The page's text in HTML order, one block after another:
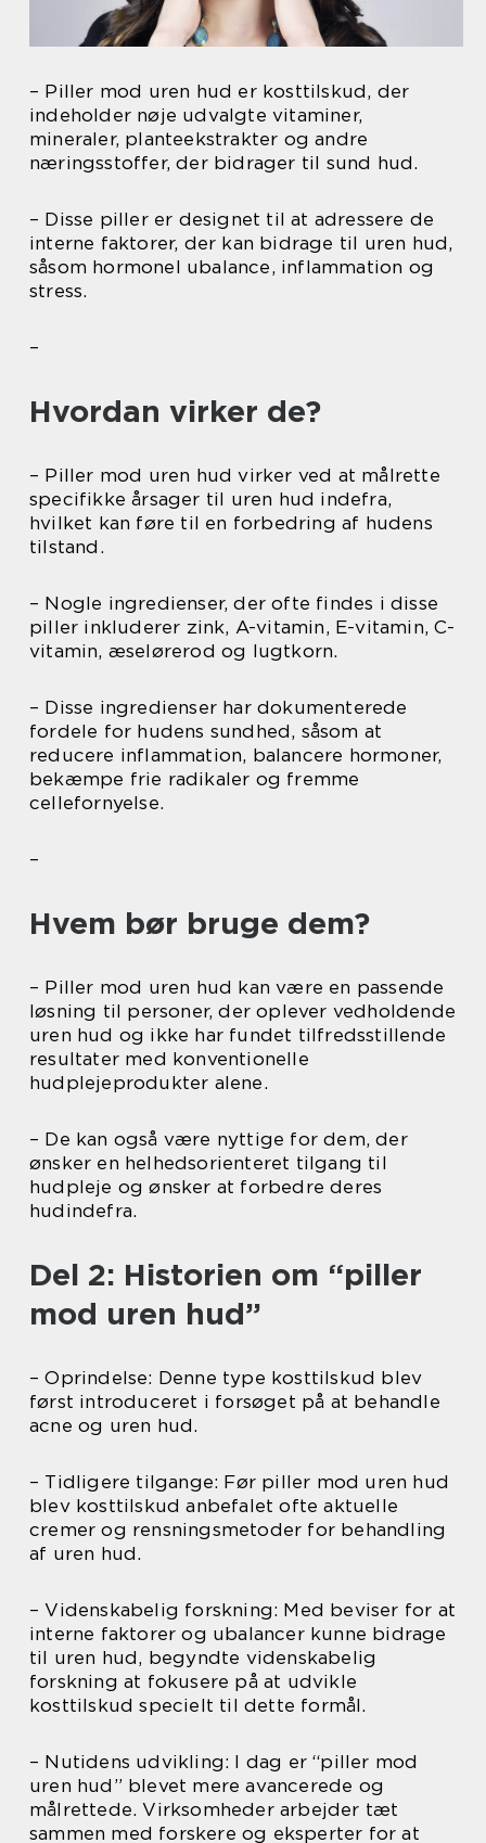
– Piller mod uren hud er kosttilskud, der
indeholder nøje udvalgte vitaminer,
mineraler, planteekstrakter og andre
næringsstoffer, der bidrager til sund hud.
– Disse piller er designet til at adressere de
interne faktorer, der kan bidrage til uren hud,
såsom hormonel ubalance, inflammation og
stress.
–
Hvordan virker de?
– Piller mod uren hud virker ved at målrette
specifikke årsager til uren hud indefra,
hvilket kan føre til en forbedring af hudens
tilstand.
– Nogle ingredienser, der ofte findes i disse
piller inkluderer zink, A-vitamin, E-vitamin, C-
vitamin, æselørerod og lugtkorn.
– Disse ingredienser har dokumenterede
fordele for hudens sundhed, såsom at
reducere inflammation, balancere hormoner,
bekæmpe frie radikaler og fremme
cellefornyelse.
–
Hvem bør bruge dem?
– Piller mod uren hud kan være en passende
løsning til personer, der oplever vedholdende
uren hud og ikke har fundet tilfredsstillende
resultater med konventionelle
hudplejeprodukter alene.
– De kan også være nyttige for dem, der
ønsker en helhedsorienteret tilgang til
hudpleje og ønsker at forbedre deres
hudindefra.
Del 2: Historien om “piller
mod uren hud”
– Oprindelse: Denne type kosttilskud blev
først introduceret i forsøget på at behandle
acne og uren hud.
– Tidligere tilgange: Før piller mod uren hud
blev kosttilskud anbefalet ofte aktuelle
cremer og rensningsmetoder for behandling
af uren hud.
– Videnskabelig forskning: Med beviser for at
interne faktorer og ubalancer kunne bidrage
til uren hud, begyndte videnskabelig
forskning at fokusere på at udvikle
kosttilskud specielt til dette formål.
– Nutidens udvikling: I dag er “piller mod
uren hud” blevet mere avancerede og
målrettede. Virksomheder arbejder tæt
sammen med forskere og eksperter for at